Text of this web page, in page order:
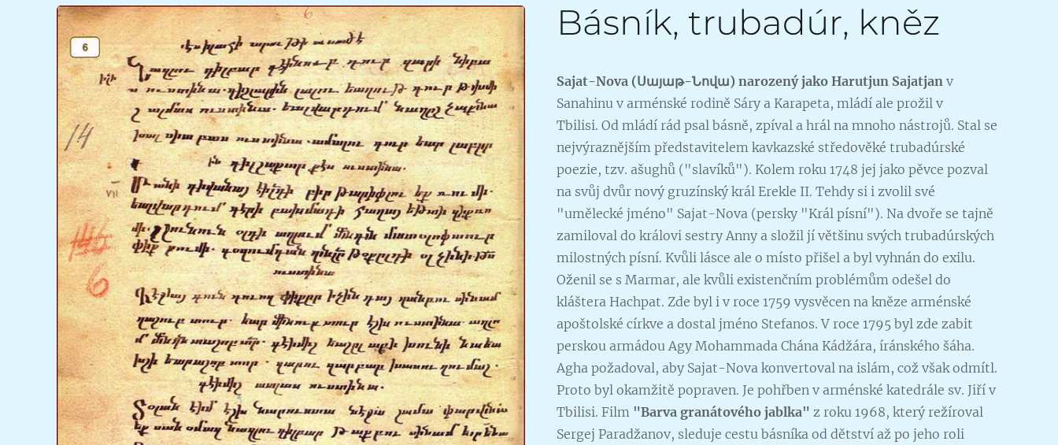
Básník, trubadúr, kněz
Sajat-Nova (Սայաթ-Նովա) narozenýjako HarutjunSajatjan v
Sanahinu v arménské rodině Sáry a Karapeta, mládí ale prožil v
Tbilisi. Od mládí rád psal básně, zpíval a hrál na mnoho nástrojů. Stal se
nejvýraznějším představitelem kavkazské středověké trubadúrské
poezie, tzv. ašughů ("slavíků"). Kolem roku 1748 jej jako pěvce pozval
na svůj dvůr nový gruzínský král Erekle II. Tehdy si i zvolil své
"umělecké jméno" Sajat-Nova (persky "Král písní"). Na dvoře se tajně
zamiloval do královi sestry Anny a složil jí většinu svých trubadúrských
milostných písní. Kvůli lásce ale o místo přišel a byl vyhnán do exilu.
Oženil se s Marmar, ale kvůli existenčním problémům odešel do
kláštera Hachpat. Zde byl i v roce 1759 vysvěcen na kněze arménské
apoštolské církve a dostal jméno Stefanos. V roce 1795 byl zde zabit
perskou armádou Agy Mohammada Chána Kádžára, íránského šáha.
Agha požadoval, aby Sajat-Nova konvertoval na islám, což však odmítl.
Proto byl okamžitě popraven. Je pohřben v arménské katedrále sv. Jiří v
Tbilisi. Film "Barva granátového jablka" z roku 1968, který režíroval
Sergej Paradžanov, sleduje cestu básníka od dětství až po jeho roli